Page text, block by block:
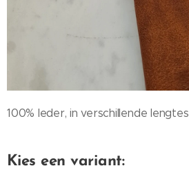
100% leder, in verschillende lengtes
Kies een variant: